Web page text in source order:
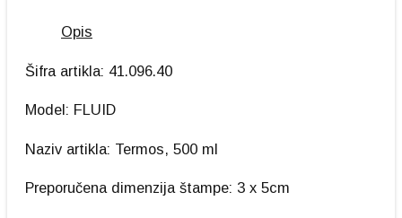
Opis
Šifra artikla: 41.096.40
Model: FLUID
Naziv artikla: Termos, 500 ml
Preporučena dimenzija štampe: 3 x 5cm